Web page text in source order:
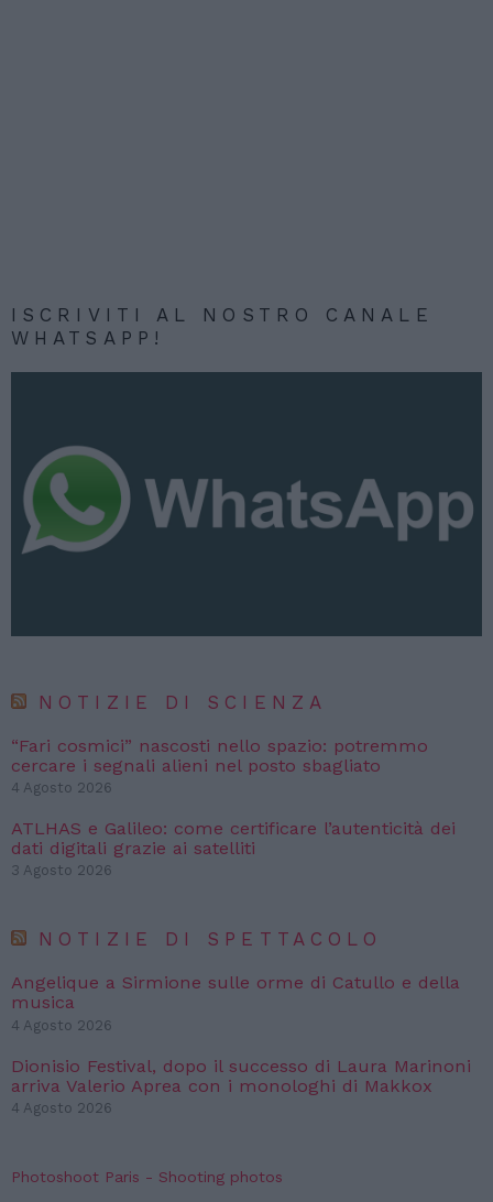
ISCRIVITI AL NOSTRO CANALE
WHATSAPP!
NOTIZIE DI SCIENZA
“Fari cosmici” nascosti nello spazio: potremmo
cercare i segnali alieni nel posto sbagliato
4 Agosto 2026
ATLHAS e Galileo: come certificare l’autenticità dei
dati digitali grazie ai satelliti
3 Agosto 2026
NOTIZIE DI SPETTACOLO
Angelique a Sirmione sulle orme di Catullo e della
musica
4 Agosto 2026
Dionisio Festival, dopo il successo di Laura Marinoni
arriva Valerio Aprea con i monologhi di Makkox
4 Agosto 2026
Photoshoot Paris - Shooting photos